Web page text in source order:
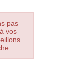
pas
vos